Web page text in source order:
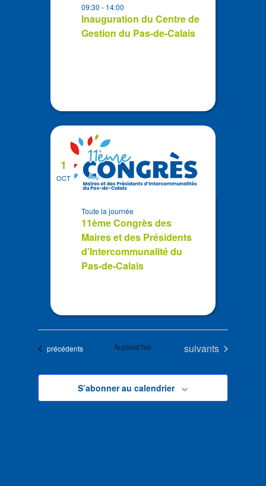
Inauguration du Centre de
Gestion du Pas-de-Calais
09:30- 14:00
OCT
1
11ème Congrès des
Maires et des Présidents
d’Intercommunalité du
Pas-de-Calais
Toute la journée
Évènements
précédents Aujourd’hui Évènements
suivants
S’abonner au calendrier